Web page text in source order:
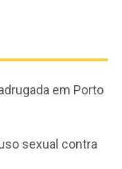
em Porto
sexual contra